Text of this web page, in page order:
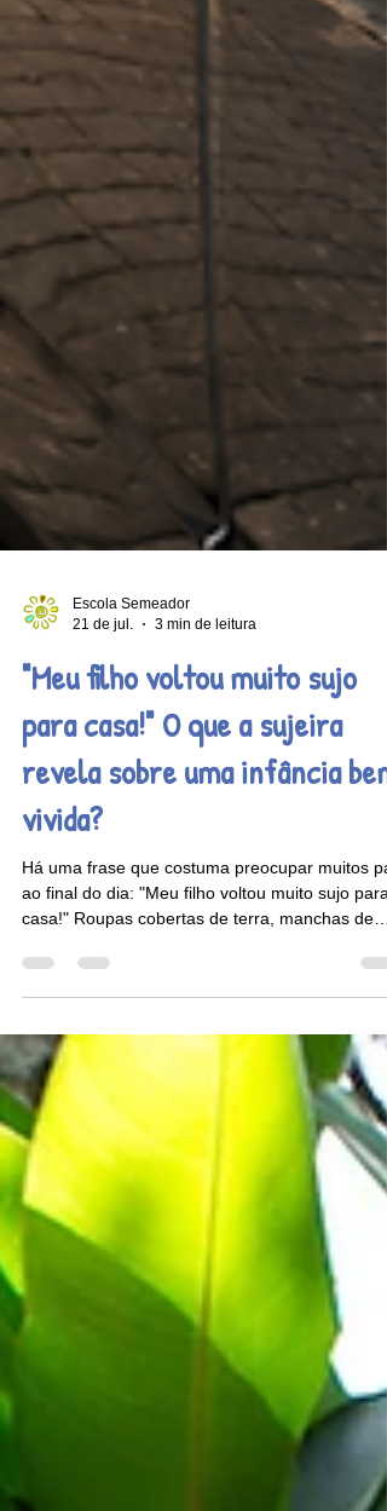
Escola Semeador
21 de jul.
3 min de leitura
"Meu filho voltou muito sujo
para casa!" O que a sujeira
revela sobre uma infância bem
vivida?
Há uma frase que costuma preocupar muitos
tinta, pés empoeirados, cabelos com folhas e
alguns, isso pode parecer descuido. Para outros,
é um sinal de que a criança viveu intensamente
aquilo que a infância tem de mais valioso: a
experiência.